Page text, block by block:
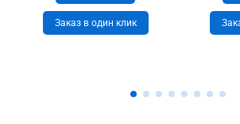
Заказ в один клик